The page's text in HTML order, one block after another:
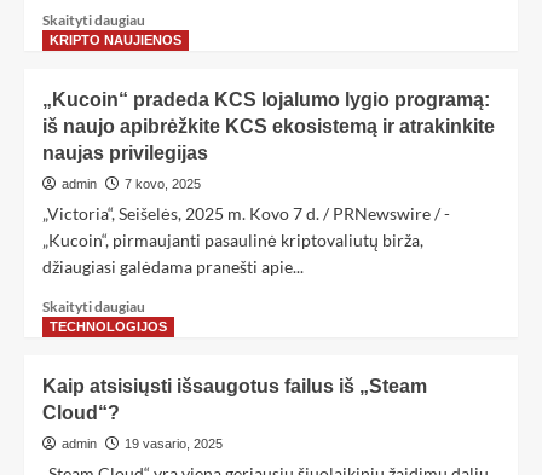
Skaityti daugiau
KRIPTO NAUJIENOS
„Kucoin“ pradeda KCS lojalumo lygio programą:
iš naujo apibrėžkite KCS ekosistemą ir atrakinkite
naujas privilegijas
admin 7 kovo, 2025
„Victoria“, Seišelės, 2025 m. Kovo 7 d. / PRNewswire / -
„Kucoin“, pirmaujanti pasaulinė kriptovaliutų birža,
džiaugiasi galėdama pranešti apie...
Skaityti daugiau
TECHNOLOGIJOS
Kaip atsisiųsti išsaugotus failus iš „Steam
Cloud“?
admin 19 vasario, 2025